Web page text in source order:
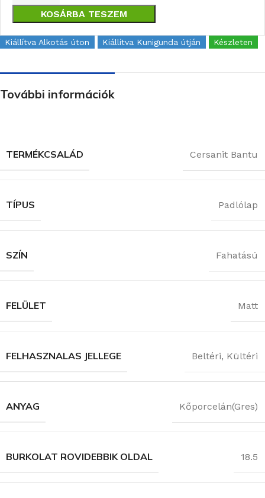
KOSÁRBA TESZEM
Kiállítva Alkotás úton Kiállítva Kunigunda útján Készleten
További információk
TERMÉKCSALÁD Cersanit Bantu
TÍPUS Padlólap
SZÍN Fahatású
FELÜLET Matt
FELHASZNALAS JELLEGE Beltéri, Kültéri
ANYAG Kőporcelán(Gres)
BURKOLAT ROVIDEBBIK OLDAL 18.5